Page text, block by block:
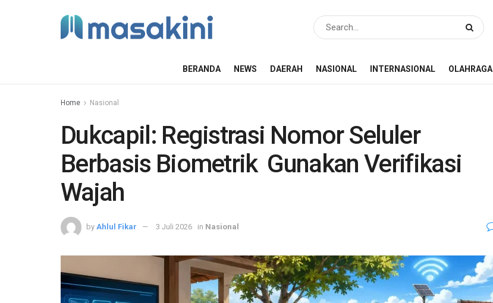
BERANDA NEWS DAERAH NASIONAL INTERNASIONAL OLAHRAGA
Home Nasional
Dukcapil: Registrasi Nomor Seluler
Berbasis Biometrik Gunakan Verifikasi
Wajah
by Ahlul Fikar 3 Juli 2026 in Nasional